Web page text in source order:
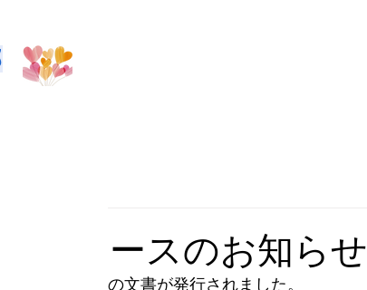
スコースのお知らせ
支部へ以下の文書が発行されました。